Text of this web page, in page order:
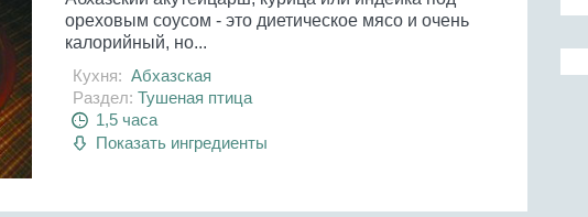
ореховым соусом - это диетическое мясо и очень
калорийный, но...
Кухня: Абхазская
Раздел: Тушеная птица
1,5 часа
Показать ингредиенты